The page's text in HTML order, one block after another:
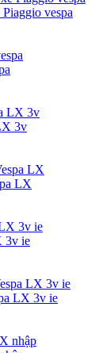
vespa
3v
LX
3v ie
LX 3v ie